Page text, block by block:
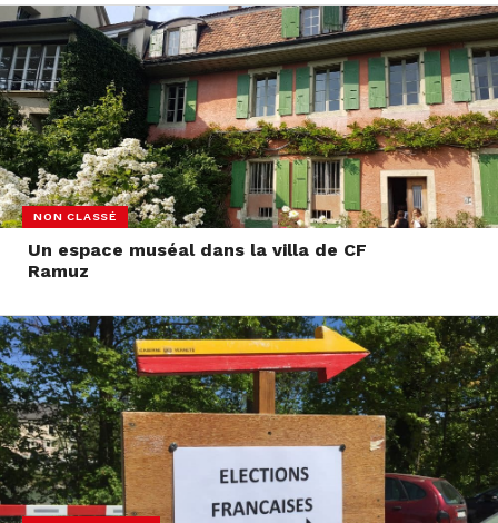
NON CLASSÉ
Un espace muséal dans la villa de CF
Ramuz